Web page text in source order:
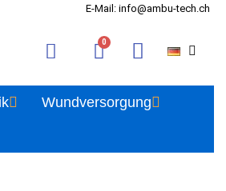
E-Mail: info@ambu-tech.ch
Wundversorgung